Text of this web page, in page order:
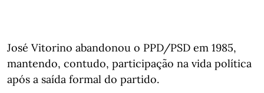
José Vitorino abandonou o PPD/PSD em 1985,
mantendo, contudo, participação na vida política
após a saída formal do partido.